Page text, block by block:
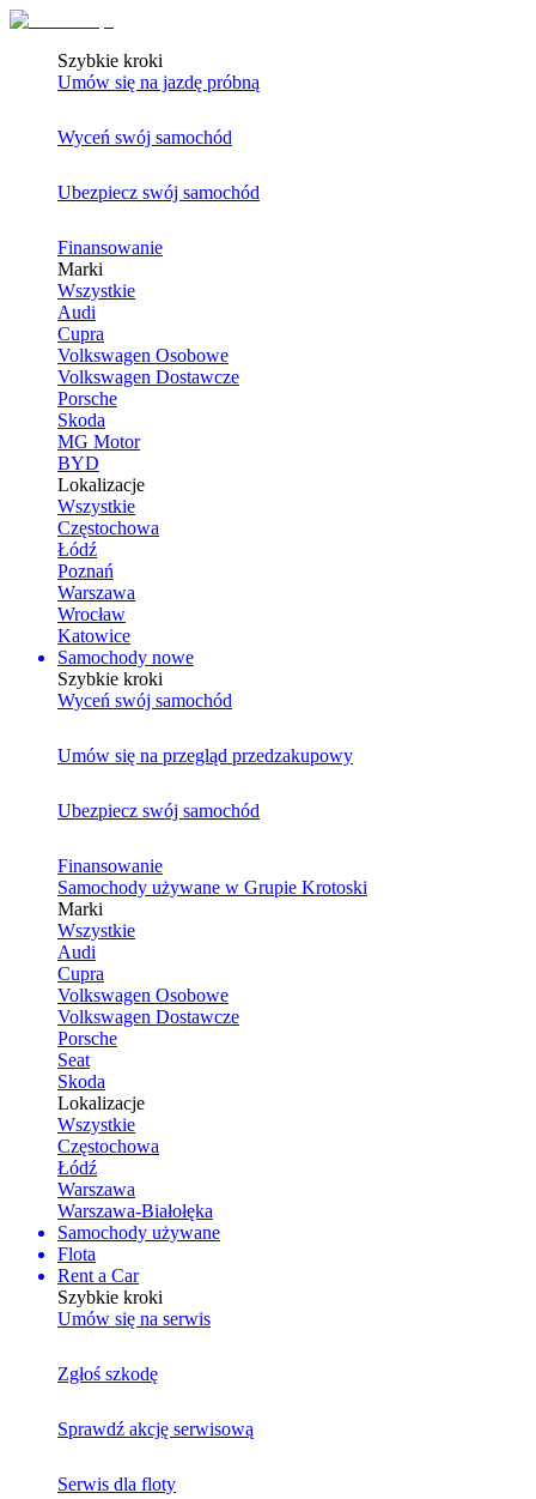
Szybkie kroki
Umów się na jazdę próbną
Wyceń swój samochód
Ubezpiecz swój samochód
Finansowanie
Marki
Wszystkie
Audi
Cupra
Volkswagen Osobowe
Volkswagen Dostawcze
Porsche
Skoda
MG Motor
BYD
Lokalizacje
Wszystkie
Częstochowa
Łódź
Poznań
Warszawa
Wrocław
Katowice
Samochody nowe
Szybkie kroki
Wyceń swój samochód
Umów się na przegląd przedzakupowy
Ubezpiecz swój samochód
Finansowanie
Samochody używane w Grupie Krotoski
Marki
Wszystkie
Audi
Cupra
Volkswagen Osobowe
Volkswagen Dostawcze
Porsche
Seat
Skoda
Lokalizacje
Wszystkie
Częstochowa
Łódź
Warszawa
Warszawa-Białołęka
Samochody używane
Flota
Rent a Car
Szybkie kroki
Umów się na serwis
Zgłoś szkodę
Sprawdź akcję serwisową
Serwis dla floty